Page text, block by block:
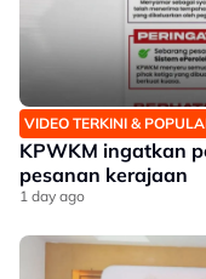
VIDEO TERKINI &
KPWKM ingatkan
pesanan kerajaan
1 day ago